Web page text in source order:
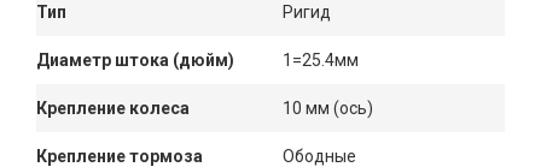
Тип Ригид
Диаметр штока (дюйм) 1=25.4мм
Крепление колеса 10 мм (ось)
Крепление тормоза Ободные